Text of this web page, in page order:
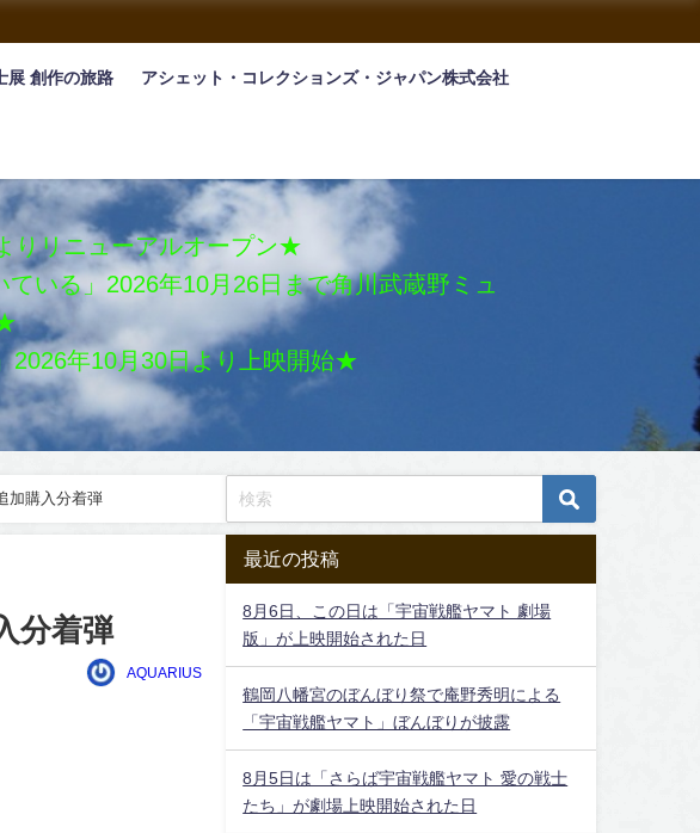
展 創作の旅路 アシェット・コレクションズ・ジャパン株式会社
りリニューアルオープン★
いる」2026年10月26日まで角川武蔵野ミュ
2026年10月30日より上映開始★
加購入分着弾
分着弾
AQUARIUS
最近の投稿
8月6日、この日は「宇宙戦艦ヤマト 劇場
版」が上映開始された日
鶴岡八幡宮のぼんぼり祭で庵野秀明による
「宇宙戦艦ヤマト」ぼんぼりが披露
8月5日は「さらば宇宙戦艦ヤマト 愛の戦士
たち」が劇場上映開始された日